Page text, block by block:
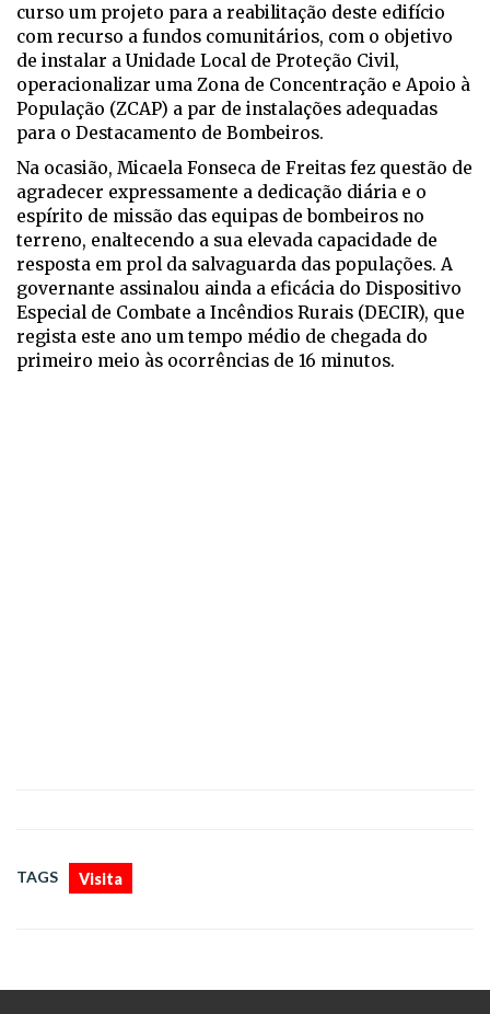
curso um projeto para a reabilitação deste edifício
com recurso a fundos comunitários, com o objetivo
de instalar a Unidade Local de Proteção Civil,
operacionalizar uma Zona de Concentração e Apoio à
População (ZCAP) a par de instalações adequadas
para o Destacamento de Bombeiros.
Na ocasião, Micaela Fonseca de Freitas fez questão de
agradecer expressamente a dedicação diária e o
espírito de missão das equipas de bombeiros no
terreno, enaltecendo a sua elevada capacidade de
resposta em prol da salvaguarda das populações. A
governante assinalou ainda a eficácia do Dispositivo
Especial de Combate a Incêndios Rurais (DECIR), que
regista este ano um tempo médio de chegada do
primeiro meio às ocorrências de 16 minutos.
TAGS Visita